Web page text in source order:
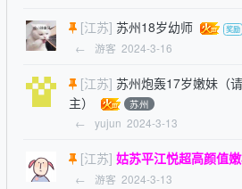
[江苏] 苏州18岁幼师
← 游客 2024-3-16
[江苏] 苏州炮轰17岁嫩妹（
主）
苏州
← yujun 2024-3-13
[江苏] 姑苏平江悦超高颜值
← 游客 2024-3-13